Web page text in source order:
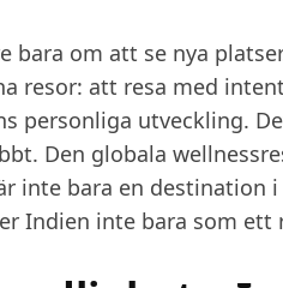
bara om att se nya
resor: att resa med
personliga utveckling.
Den globala
inte bara en
Indien inte bara som